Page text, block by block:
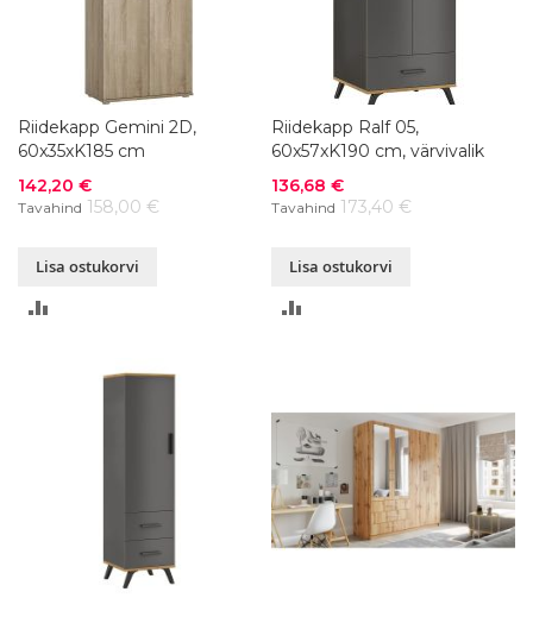
Riidekapp Gemini 2D,
60x35xK185 cm
Soodushind
142,20 €
Tavahind 158,00 €
Lisa ostukorvi
Riidekapp Ralf 05,
60x57xK190 cm, värvivalik
Soodushind
136,68 €
Tavahind 173,40 €
Lisa ostukorvi